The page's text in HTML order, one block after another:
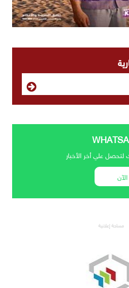
علي أخر الأخبار
مساحة إعلانية